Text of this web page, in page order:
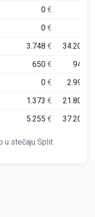
0€
0€
3.748€ 34.206
650€ 949
0€ 2.999
1.373€ 21.803
5.255€ 37.200
u stečaju Split